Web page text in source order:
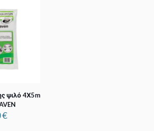
ψιλό 4Χ5m
€